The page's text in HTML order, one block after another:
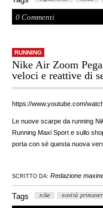
0 Commenti
RUNNING
Nike Air Zoom
veloci e reattive di
https://www.youtube.com/
Le nuove scarpe da running
Running Maxi Sport e sullo
porta con sé questa nuova
SCRITTO DA: Redazione
Tags nike novità